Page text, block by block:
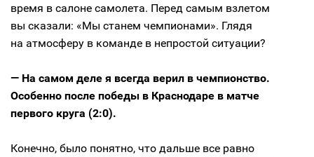
время в салоне самолета. Перед самым взлетом
вы сказали: «Мы станем чемпионами». Глядя
на атмосферу в команде в непростой ситуации?
— На самом деле я всегда верил в чемпионство.
Особенно после победы в Краснодаре в матче
первого круга (2:0).
Конечно, было понятно, что дальше все равно